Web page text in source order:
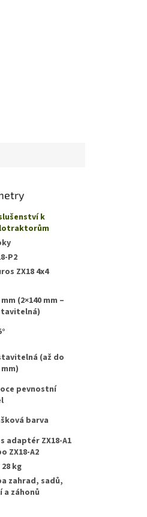
k
P2
ZX18 4x4
mm (2×140 mm –
(až do
mm)
pevnostní
barva
adaptér ZX18-A1
ZX18-A2
kg
zahrad, sadů,
a záhonů